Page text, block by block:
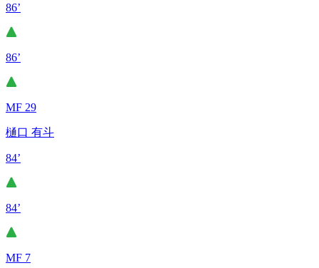
86’
86’
MF 29
樋口 有斗
84’
84’
MF 7